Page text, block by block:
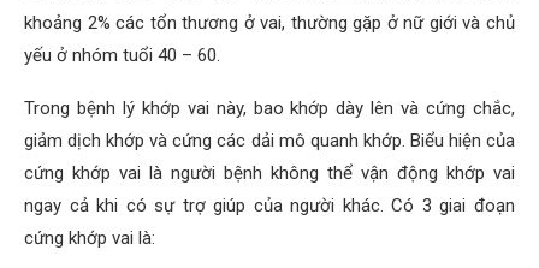
khoảng 2% các tổn thương ở vai, thường gặp ở nữ giới và chủ
yếu ở nhóm tuổi 40 – 60.
Trong bệnh lý khớp vai này, bao khớp dày lên và cứng chắc,
giảm dịch khớp và cứng các dải mô quanh khớp. Biểu hiện của
cứng khớp vai là người bệnh không thể vận động khớp vai
ngay cả khi có sự trợ giúp của người khác. Có 3 giai đoạn
cứng khớp vai là: